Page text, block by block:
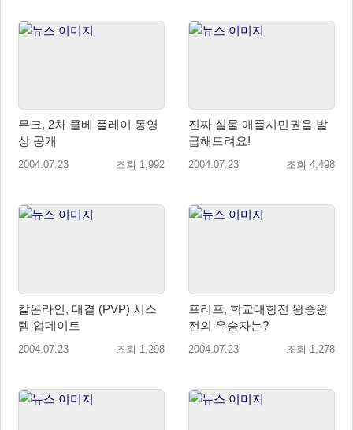
무크, 2차 클베 플레이 동영
상 공개
2004.07.23 조회 1,992
진짜 실물 애플시민권을 발
급해드려요!
2004.07.23 조회 4,498
칼온라인, 대결 (PVP) 시스
템 업데이트
2004.07.23 조회 1,298
프리프, 학교대항전 왕중왕
전의 우승자는?
2004.07.23 조회 1,278